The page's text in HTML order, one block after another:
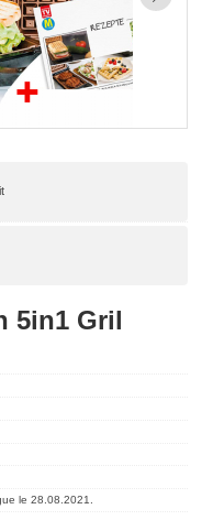
5in1 Gril
le 28.08.2021.